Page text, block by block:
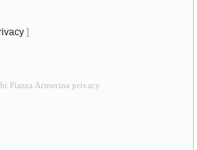
]
Piazza Armerina privacy